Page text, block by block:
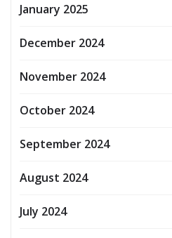
January 2025
December 2024
November 2024
October 2024
September 2024
August 2024
July 2024